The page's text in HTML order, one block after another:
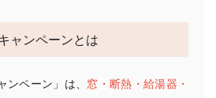
ャンペーンとは
ンペーン」は、 窓・断熱・給湯器・